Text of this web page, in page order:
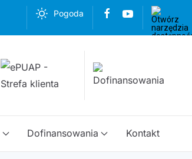
Pogoda
Dofinansowania Kontakt